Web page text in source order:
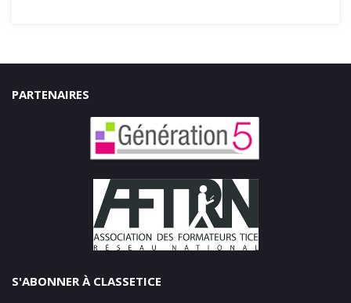
PARTENAIRES
S'ABONNER À CLASSETICE